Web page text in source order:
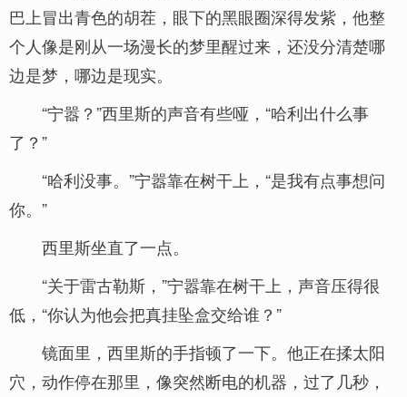
巴上冒出青色的胡茬，眼下的黑眼圈深得发紫，他整
个人像是刚从一场漫长的梦里醒过来，还没分清楚哪
边是梦，哪边是现实。
“宁嚣？”西里斯的声音有些哑，“哈利出什么事
了？”
“哈利没事。”宁嚣靠在树干上，“是我有点事想问
你。”
西里斯坐直了一点。
“关于雷古勒斯，”宁嚣靠在树干上，声音压得很
低，“你认为他会把真挂坠盒交给谁？”
镜面里，西里斯的手指顿了一下。他正在揉太阳
穴，动作停在那里，像突然断电的机器，过了几秒，